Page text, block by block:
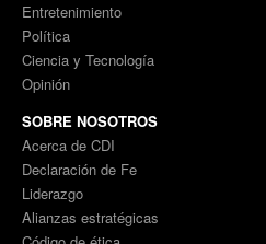
Entretenimiento
Política
Ciencia y Tecnología
Opinión
SOBRE NOSOTROS
Acerca de CDI
Declaración de Fe
Liderazgo
Alianzas estratégicas